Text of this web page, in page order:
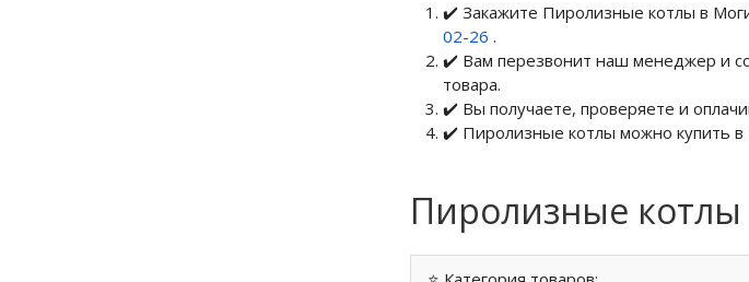
✔️ Закажите Пиролизные котлы в
02-26 .
✔️ Вам перезвонит наш менеджер и
товара.
✔️ Вы получаете, проверяете и
✔️ Пиролизные котлы можно купить в
Пиролизные